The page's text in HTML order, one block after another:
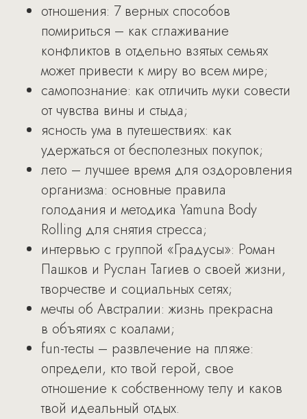
отношения: 7 верных способов
помириться – как сглаживание
конфликтов в отдельно взятых семьях
может привести к миру во всем мире;
самопознание: как отличить муки совести
от чувства вины и стыда;
ясность ума в путешествиях: как
удержаться от бесполезных покупок;
лето – лучшее время для оздоровления
организма: основные правила
голодания и методика Yamuna Body
Rolling для снятия стресса;
интервью с группой «Градусы»: Роман
Пашков и Руслан Тагиев о своей жизни,
творчестве и социальных сетях;
мечты об Австралии: жизнь прекрасна
в объятиях с коалами;
fun-тесты – развлечение на пляже:
определи, кто твой герой, свое
отношение к собственному телу и каков
твой идеальный отдых.